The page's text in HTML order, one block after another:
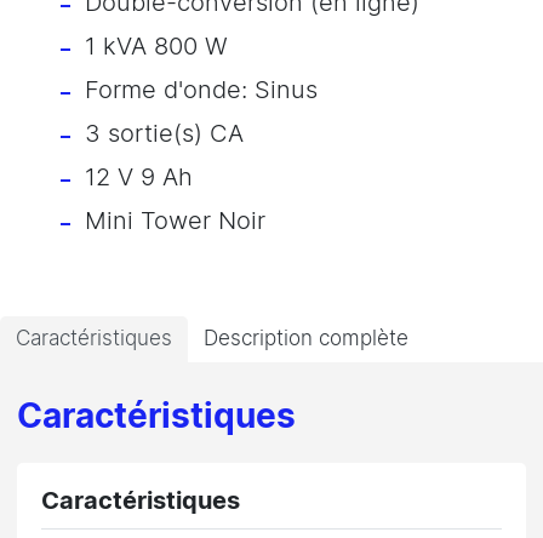
1 kVA 800 W
Forme d'onde: Sinus
3 sortie(s) CA
12 V 9 Ah
Mini Tower Noir
Caractéristiques Description complète
Caractéristiques
Caractéristiques